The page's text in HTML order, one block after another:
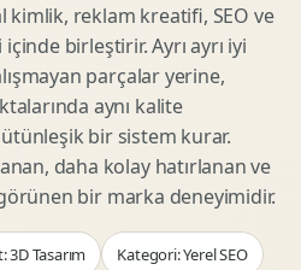
kimlik, reklam kreatifi, SEO ve
birleştirir. Ayrı ayrı iyi
parçalar yerine,
aynı kalite
bir sistem kurar.
daha kolay hatırlanan ve
bir marka deneyimidir.
3D Tasarım Kategori: Yerel SEO